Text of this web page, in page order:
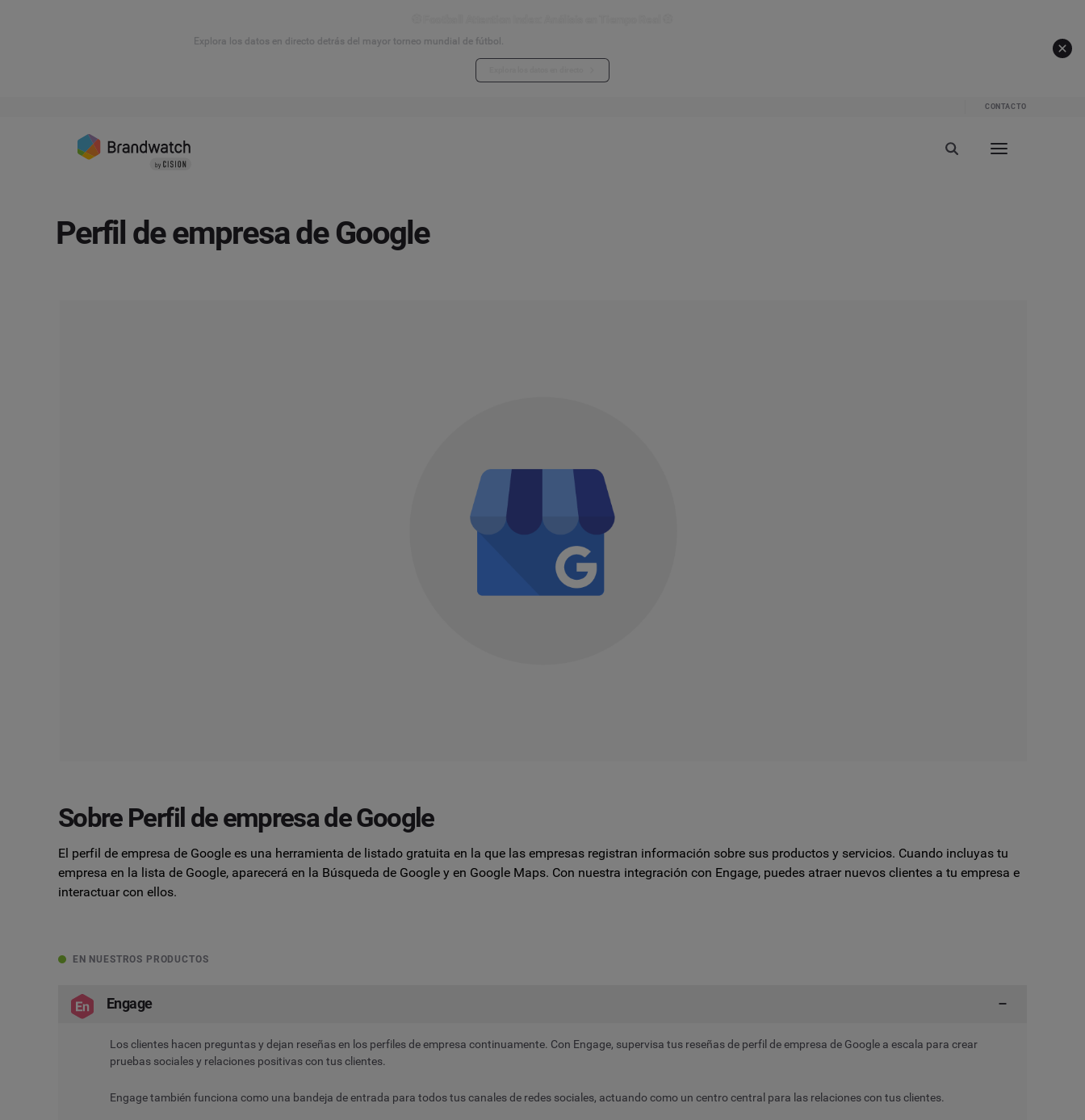
Explora los datos en directo detrás del mayor torneo mundial de fútbol.
CONTACTO
Perfil de empresa de Google
Sobre Perfil de empresa de Google
El perfil de empresa de Google es una herramienta de listado gratuita en la que las empresas registran información sobre sus productos y servicios. Cuando incluyas tu
empresa en la lista de Google, aparecerá en la Búsqueda de Google y en Google Maps. Con nuestra integración con Engage, puedes atraer nuevos clientes a tu empresa e
interactuar con ellos.
EN NUESTROS PRODUCTOS
Engage
Los clientes hacen preguntas y dejan reseñas en los perfiles de empresa continuamente. Con Engage, supervisa tus reseñas de perfil de empresa de Google a escala para crear
pruebas sociales y relaciones positivas con tus clientes.
Engagetambién funciona como una bandeja de entrada para todos tus canales de redes sociales, actuando como un centro central para las relaciones con tus clientes.